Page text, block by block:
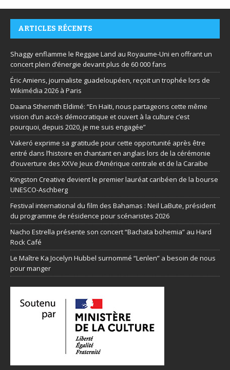
ARTICLES RÉCENTS
Shaggy enflamme le Reggae Land au Royaume-Uni en offrant un
concert plein d’énergie devant plus de 60 000 fans
Éric Amiens, journaliste guadeloupéen, reçoit un trophée lors de
Wikimédia 2026 à Paris
Daana Sthernith Eldimé: “En Haïti, nous partageons cette même
vision d’un accès démocratique et ouvert à la culture c’est
pourquoi, depuis 2020, je me suis engagée”
Vakeró exprime sa gratitude pour cette opportunité après être
entré dans l’histoire en chantant en anglais lors de la cérémonie
d’ouverture des XXVe Jeux d’Amérique centrale et de la Caraïbe
Kingston Creative devient le premier lauréat caribéen de la bourse
UNESCO-Aschberg
Festival international du film des Bahamas : Neil LaBute, président
du programme de résidence pour scénaristes 2026
Nacho Estrella présente son concert “Bachata bohemia” au Hard
Rock Café
Le Maître Ka Jocelyn Hubbel surnommé “Lenlen” a besoin de nous
pour manger